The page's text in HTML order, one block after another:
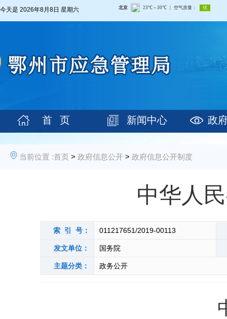
今天是 2026年8月8日 星期六
首 页 新闻中心 政
当前位置 :首页 > 政府信息公开 > 政府信息公开制度
中华人
索 引 号： 011217651/2019-00113
发文单位： 国务院
主题分类： 政务公开